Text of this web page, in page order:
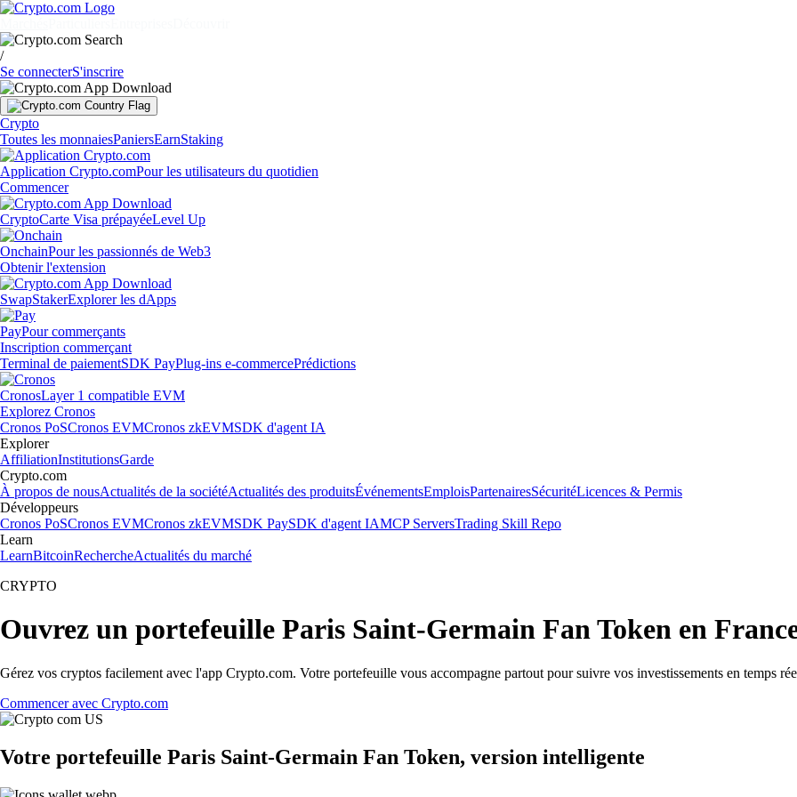
/
Se connecterS'inscrire
Crypto
Toutes les monnaiesPaniersEarnStaking
Application Crypto.comPour les utilisateurs du quotidien
Commencer
CryptoCarte Visa prépayéeLevel Up
OnchainPour les passionnés de Web3
Obtenir l'extension
SwapStakerExplorer les dApps
PayPour commerçants
Inscription commerçant
Terminal de paiementSDK PayPlug-ins e-commercePrédictions
CronosLayer 1 compatible EVM
Explorez Cronos
Cronos PoSCronos EVMCronos zkEVMSDK d'agent IA
Explorer
AffiliationInstitutionsGarde
Crypto.com
À propos de nousActualités de la sociétéActualités des produitsÉvénementsEmploisPartenairesSécuritéLicences & Permis
Développeurs
Cronos PoSCronos EVMCronos zkEVMSDK PaySDK d'agent IAMCP ServersTrading Skill Repo
Learn
LearnBitcoinRechercheActualités du marché
CRYPTO
Ouvrez un portefeuille Paris Saint-Germain Fan Token en
Gérez vos cryptos facilement avec l'app Crypto.com. Votre portefeuille vous accompagne partout pour suivre vos investissements en temps
Commencer avec Crypto.com
Votre portefeuille Paris Saint-Germain Fan Token, version intelligente